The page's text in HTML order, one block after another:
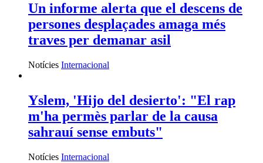
Un informe alerta que el descens de
persones desplaçades amaga més
traves per demanar asil
Notícies Internacional
Yslem, 'Hijo del desierto': "El rap
m'ha permès parlar de la causa
sahrauí sense embuts"
Notícies Internacional